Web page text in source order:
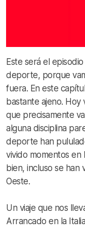
Este será el
deporte, porque
fuera. En este
bastante ajeno. Hoy
que precisamente
alguna disciplina
deporte han
vivido momentos en
bien, incluso se han
Oeste.
Un viaje que nos
Arrancado en la